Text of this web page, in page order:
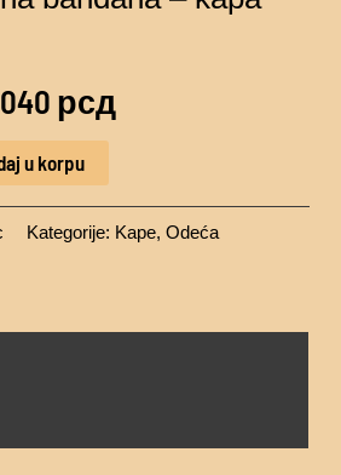
рсд
u korpu
Kategorije: Kape,Odeća